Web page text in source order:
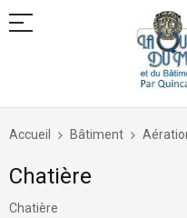
Allez
contenu
Accueil Bâtiment
Chatière
Chatière